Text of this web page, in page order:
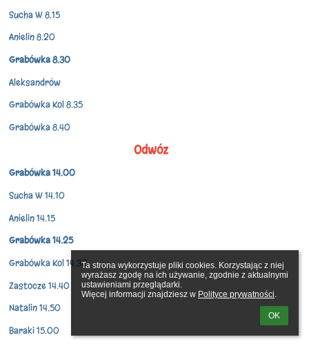
Ta strona wykorzystuje pliki cookies. Korzystając z niej
wyrażasz zgodę na ich używanie, zgodnie z aktualnymi
ustawieniami przeglądarki.
Więcej informacji znajdziesz w Polityce prywatności.
OK
Sucha W 8.15
Anielin 8.20
Grabówka 8.30
Aleksandrów
Grabówka Kol 8.35
Grabówka 8.40
Odwóz
Grabówka 14.00
Sucha W 14.10
Anielin 14.15
Grabówka 14.25
Grabówka Kol 14.30
Zastocze 14.40
Natalin 14.50
Baraki 15.00